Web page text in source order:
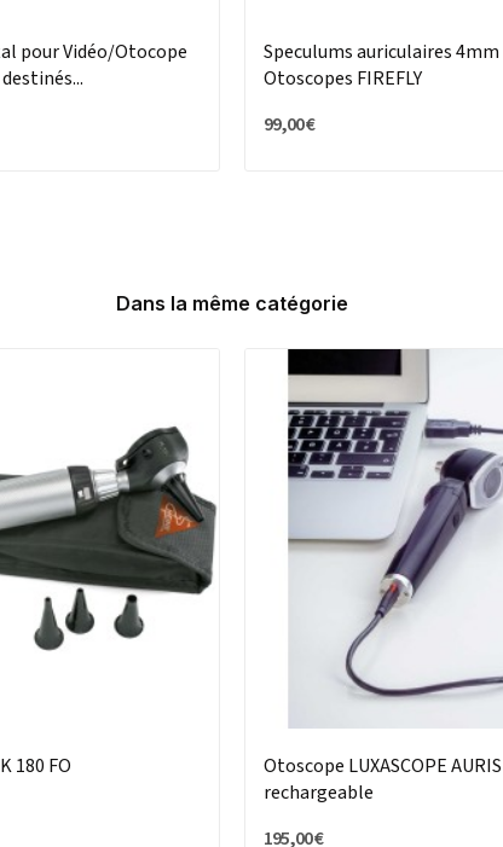
pour Vidéo/Otocope
Speculums auriculaires
Otoscopes FIREFLY
99,00 €
Dans la même catégorie
180 FO
Otoscope LUXASCOPE
rechargeable
195,00 €